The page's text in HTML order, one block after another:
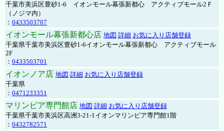
千葉市美浜区豊砂1-6 イオンモール幕張新都心 アクティブモール2Ｆ
（ノジマ内）
： 0433503707
イオンモール幕張新都心店 地図 詳細 お気に入り店舗登録
千葉県千葉市美浜区豊砂1-6イオンモール幕張新都心 アクティブモール
2F
： 0433503701
イオンノア店 地図 詳細 お気に入り店舗登録
千葉県
： 0471233351
マリンピア専門館店 地図 詳細 お気に入り店舗登録
千葉県千葉市美浜区高洲3-21-1イオンマリンピア専門館1階
： 0432782571